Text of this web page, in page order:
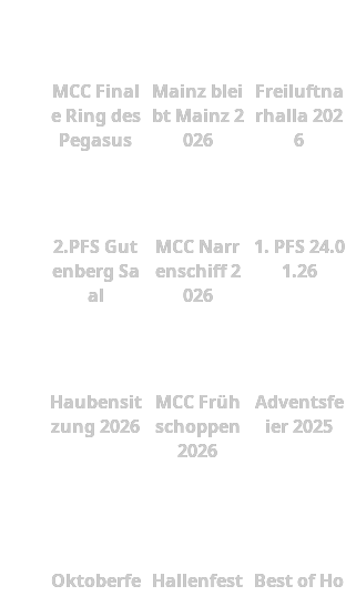
MCC Final
e Ring des
Pegasus
Mainz blei
bt Mainz 2
026
Freiluftna
rhalla 202
6
2.PFS Gut
enberg Sa
al
MCC Narr
enschiff 2
026
1. PFS 24.0
1.26
Haubensit
zung 2026
MCC Früh
schoppen
2026
Adventsfe
ier 2025
Oktoberfe Hallenfest Best of Ho